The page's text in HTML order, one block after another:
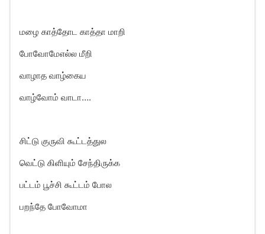
மழை காத்தோட காத்தா மாறி
போவோமேஎல்ல மீறி
வாழாத வாழ்கைய
வாழ்வோம் வாடா….
சிட்டு குருவி கூட்டத்துல
வெட்டு கிளியும் சேந்திருக்க
பட்டம் பூச்சி கூட்டம் போல
பறந்தே போவோமா